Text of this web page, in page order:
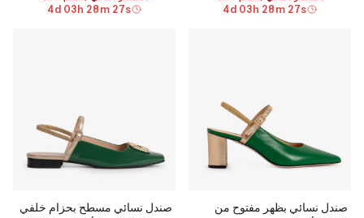
4d 03 h 28 m 26s
4d 03 h 28 m 26s
صندل نسائي بظهر مفتوح من
صندل نسائي مسطح بحزام خلفي